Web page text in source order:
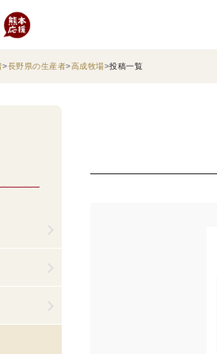
長野県の生産者 高成牧場 投稿一覧